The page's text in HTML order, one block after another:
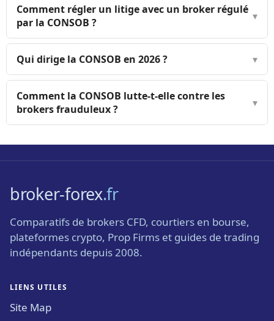
Comment régler un litige avec un broker régulé
par la CONSOB ?
▾
Qui dirige la CONSOB en 2026 ? ▾
Comment la CONSOB lutte-t-elle contre les
brokers frauduleux ?
▾
broker-forex.fr
Comparatifs de brokers CFD, courtiers en bourse,
plateformes crypto, Prop Firms et guides de trading
indépendants depuis 2008.
LIENS UTILES
Site Map